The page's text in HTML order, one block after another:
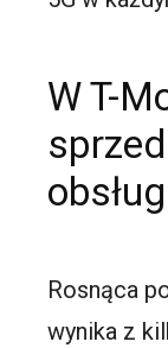
W T-
Rosnąca
wynika z